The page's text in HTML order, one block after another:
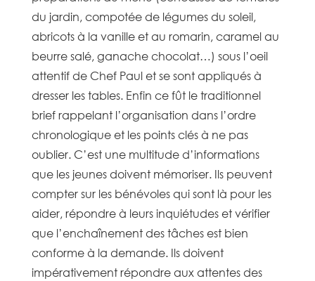
du jardin, compotée de légumes du soleil,
abricots à la vanille et au romarin, caramel au
beurre salé, ganache chocolat…) sous l’oeil
attentif de Chef Paul et se sont appliqués à
dresser les tables. Enfin ce fût le traditionnel
brief rappelant l’organisation dans l’ordre
chronologique et les points clés à ne pas
oublier. C’est une multitude d’informations
que les jeunes doivent mémoriser. Ils peuvent
compter sur les bénévoles qui sont là pour les
aider, répondre à leurs inquiétudes et vérifier
que l’enchaînement des tâches est bien
conforme à la demande. Ils doivent
impérativement répondre aux attentes des